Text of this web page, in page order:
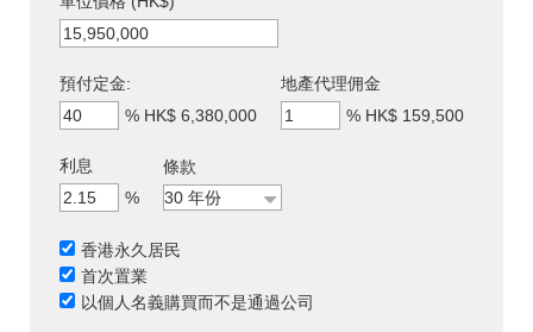
預付定金:
% HK$ 6,380,000
地產代理佣金
% HK$ 159,500
利息
%
條款
香港永久居民
首次置業
以個人名義購買而不是通過公司